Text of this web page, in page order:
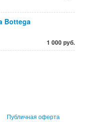
Bottega
1 000 руб.
Публичная оферта